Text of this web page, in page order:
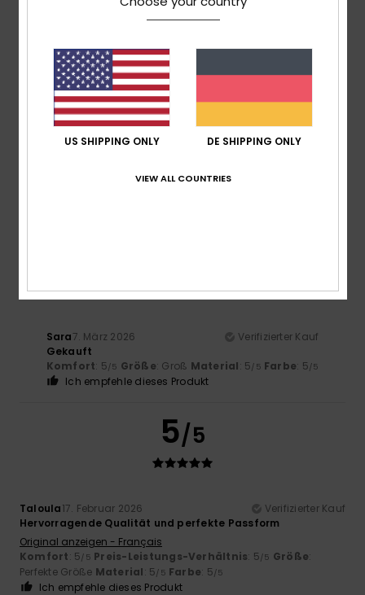
5
Sara7. März 2026
Verifizierter Kauf
Gekauft
Komfort: 5/5 Größe: Groß Material: 5/5 Farbe: 5/5
Ich empfehle dieses Produkt
5/5
Taloula17. Februar 2026
Verifizierter Kauf
Hervorragende Qualität und perfekte Passform
Original anzeigen - Français
Komfort: 5/5 Preis-Leistungs-Verhältnis: 5/5 Größe:
Perfekte Größe Material: 5/5 Farbe: 5/5
Ich empfehle dieses Produkt
US SHIPPING ONLY DE SHIPPING ONLY
VIEW ALL COUNTRIES